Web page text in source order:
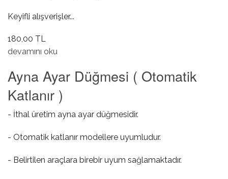
Keyifli alışverişler...
180,00 TL
Dış Kapı Kol Contası ( Küçük ) hakkında
devamını oku
Ayna Ayar Düğmesi ( Otomatik
Katlanır )
- İthal üretim ayna ayar düğmesidir.
- Otomatik katlanır modellere uyumludur.
- Belirtilen araçlara birebir uyum sağlamaktadır.